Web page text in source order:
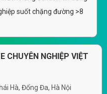
suốt chặng đường >8
CHUYÊN NGHIỆP VIỆT
Hà, Đống Đa, Hà Nội